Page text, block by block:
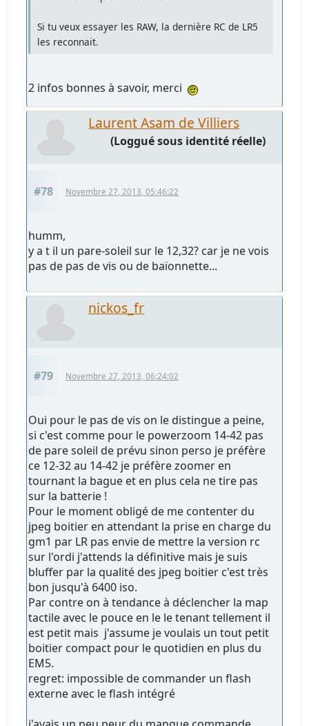
Si tu veux essayer les RAW, la dernière RC de LR5
les reconnait.
2 infos bonnes à savoir, merci
Laurent Asam de Villiers
(Loggué sous identité réelle)
#78 Novembre 27, 2013, 05:46:22
humm,
y a t il un pare-soleil sur le 12,32? car je ne vois
pas de pas de vis ou de baïonnette...
nickos_fr
#79 Novembre 27, 2013, 06:24:02
Oui pour le pas de vis on le distingue a peine,
si c'est comme pour le powerzoom 14-42 pas
de pare soleil de prévu sinon perso je préfère
ce 12-32 au 14-42 je préfère zoomer en
tournant la bague et en plus cela ne tire pas
sur la batterie !
Pour le moment obligé de me contenter du
jpeg boitier en attendant la prise en charge du
gm1 par LR pas envie de mettre la version rc
sur l'ordi j'attends la définitive mais je suis
bluffer par la qualité des jpeg boitier c'est très
bon jusqu'à 6400 iso.
Par contre on à tendance à déclencher la map
tactile avec le pouce en le le tenant tellement il
est petit mais j'assume je voulais un tout petit
boitier compact pour le quotidien en plus du
EM5.
regret: impossible de commander un flash
externe avec le flash intégré